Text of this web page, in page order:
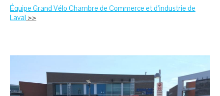
Équipe Grand Vélo Chambre de Commerce et d’industrie de
Laval >>